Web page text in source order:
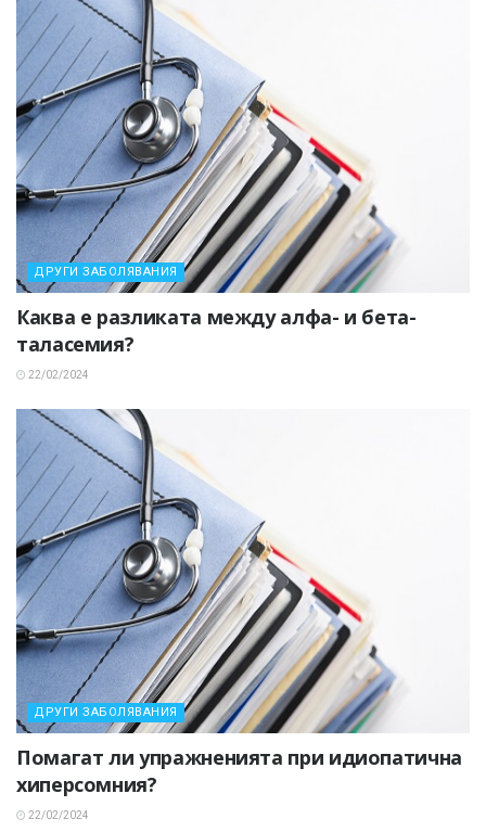
ДРУГИ ЗАБОЛЯВАНИЯ
Каква е разликата между алфа- и бета-
таласемия?
22/02/2024
ДРУГИ ЗАБОЛЯВАНИЯ
Помагат ли упражненията при идиопатична
хиперсомния?
22/02/2024